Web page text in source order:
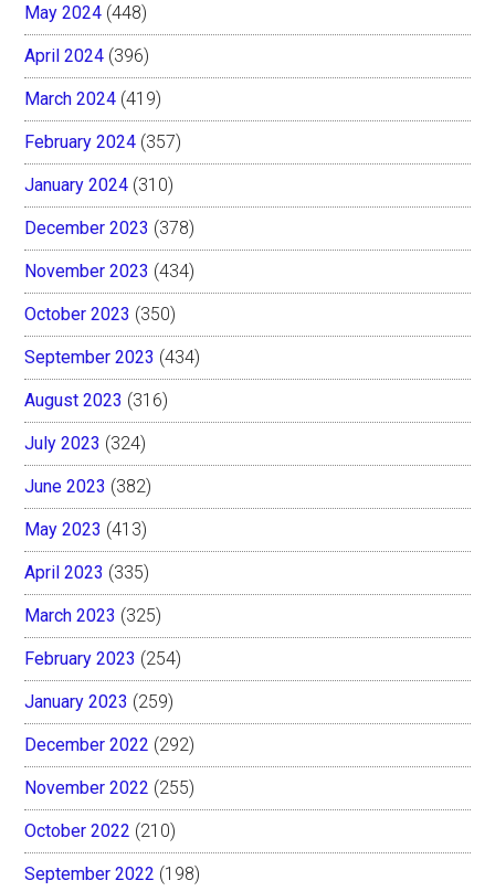
May 2024 (448)
April 2024 (396)
March 2024 (419)
February 2024 (357)
January 2024 (310)
December 2023 (378)
November 2023 (434)
October 2023 (350)
September 2023 (434)
August 2023 (316)
July 2023 (324)
June 2023 (382)
May 2023 (413)
April 2023 (335)
March 2023 (325)
February 2023 (254)
January 2023 (259)
December 2022 (292)
November 2022 (255)
October 2022 (210)
September 2022 (198)